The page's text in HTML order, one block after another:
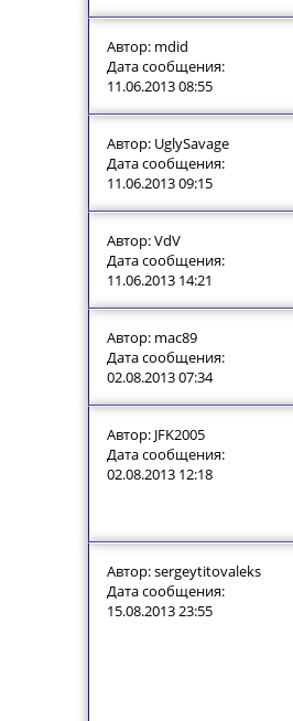
Автор: mdid
Дата сообщения:
11.06.2013 08:55
Автор: UglySavage
Дата сообщения:
11.06.2013 09:15
Автор: VdV
Дата сообщения:
11.06.2013 14:21
Автор: mac89
Дата сообщения:
02.08.2013 07:34
Автор: JFK2005
Дата сообщения:
02.08.2013 12:18
Автор: sergeytitovaleks
Дата сообщения:
15.08.2013 23:55